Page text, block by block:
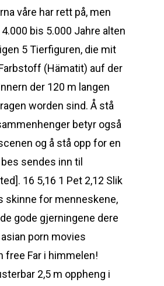
våre har rett på, men
bis 5.000 Jahre alten
5 Tierfiguren, die mit
(Hämatit) auf der
der 120 m langen
worden sind. Å stå
betyr også
og å stå opp for en
sendes inn til
16 5,16 1 Pet 2,12 Slik
skinne for menneskene,
gode gjerningene dere
porn movies
free Far i himmelen!
2,5 m oppheng i